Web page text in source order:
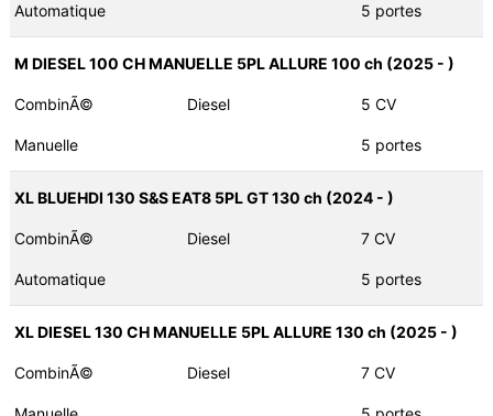
Automatique 5 portes
M DIESEL 100 CH MANUELLE 5PL ALLURE 100 ch (2025 - )
CombinÃ© Diesel 5 CV
Manuelle 5 portes
XL BLUEHDI 130 S&S EAT8 5PL GT 130 ch (2024 - )
CombinÃ© Diesel 7 CV
Automatique 5 portes
XL DIESEL 130 CH MANUELLE 5PL ALLURE 130 ch (2025 - )
CombinÃ© Diesel 7 CV